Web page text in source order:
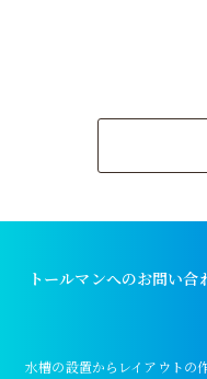
トールマンへのお問い
水槽の設置からレイアウトの